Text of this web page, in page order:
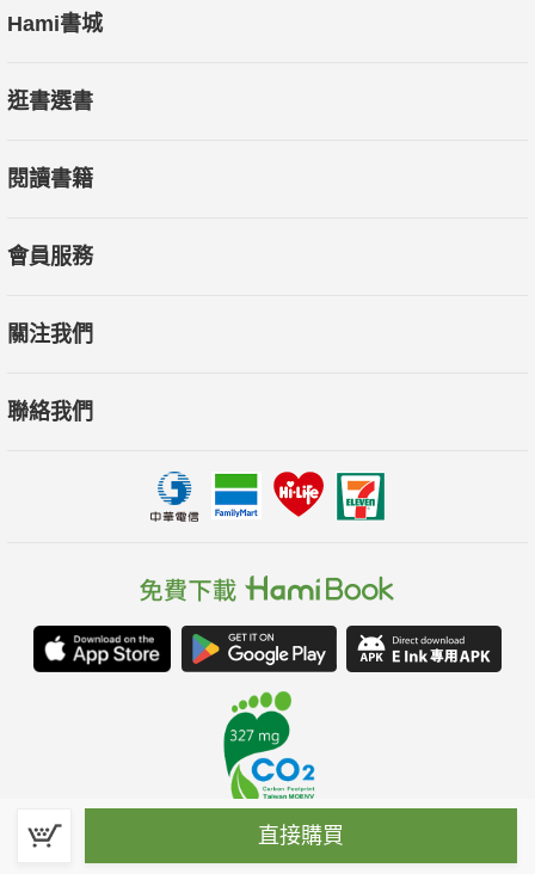
直接購買
Hami書城
逛書選書
閱讀書籍
會員服務
關注我們
聯絡我們